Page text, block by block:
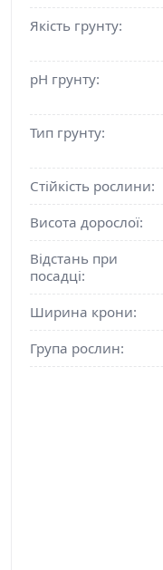
Якість грунту:
pH грунту:
Тип грунту:
Стійкість рослини:
Висота дорослої:
Відстань при
посадці:
Ширина крони:
Група рослин: